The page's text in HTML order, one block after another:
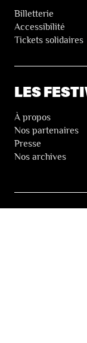
Billetterie
Accessibilité
Tickets solidaires
LES
À propos
Nos partenaires
Presse
Nos archives